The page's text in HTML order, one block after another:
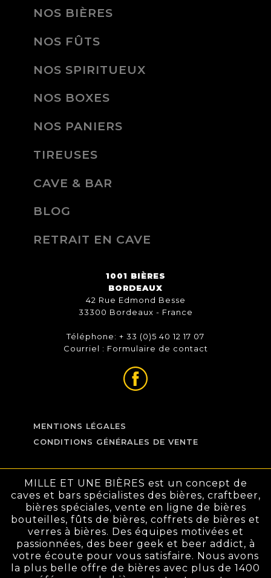
NOS BIÈRES
NOS FÛTS
NOS SPIRITUEUX
NOS BOXES
NOS PANIERS
TIREUSES
CAVE & BAR
BLOG
RETRAIT EN CAVE
1001 BIÈRES
BORDEAUX
42 Rue Edmond Besse
33300 Bordeaux - France
Téléphone: + 33 (0)5 40 12 17 07
Courriel : Formulaire de contact
MENTIONS LÉGALES
CONDITIONS GÉNÉRALES DE VENTE
MILLE ET UNE BIÈRES est un concept de
caves et bars spécialistes des bières, craftbeer,
bières spéciales, vente en ligne de bières
bouteilles, fûts de bières, coffrets de bières et
verres à bières. Des équipes motivées et
passionnées, des beer geek et beer addict, à
votre écoute pour vous satisfaire. Nous avons
la plus belle offre de bières avec plus de 1400